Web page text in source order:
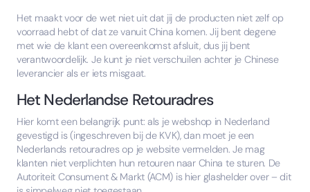
Het maakt voor de wet niet uit dat jij de producten niet zelf op
voorraad hebt of dat ze vanuit China komen. Jij bent degene
met wie de klant een overeenkomst afsluit, dus jij bent
verantwoordelijk. Je kunt je niet verschuilen achter je Chinese
leverancier als er iets misgaat.
Het Nederlandse Retouradres
Hier komt een belangrijk punt: als je webshop in Nederland
gevestigd is (ingeschreven bij de KVK), dan moet je een
Nederlands retouradres op je website vermelden. Je mag
klanten niet verplichten hun retouren naar China te sturen. De
Autoriteit Consument & Markt (ACM) is hier glashelder over – dit